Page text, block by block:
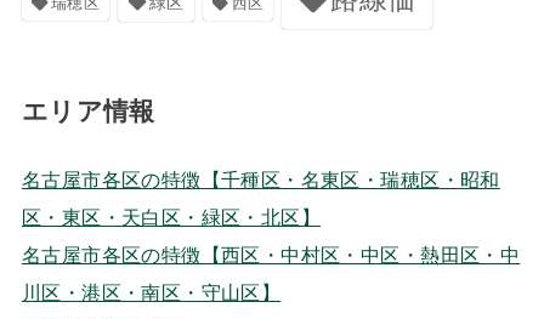
西区
エリア情報
名古屋市各区の特徴【千種区・名東区・瑞穂区・昭和
区・東区・天白区・緑区・北区】
名古屋市各区の特徴【西区・中村区・中区・熱田区・中
川区・港区・南区・守山区】